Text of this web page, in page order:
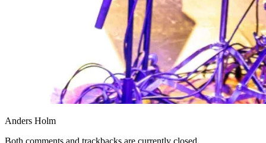
Anders Holm
Both comments and trackbacks are currently closed.